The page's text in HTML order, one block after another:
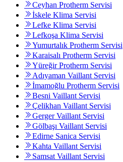
Ceyhan Protherm Servisi
İskele Klima Servisi
Lefke Klima Servisi
Lefkoşa Klima Servisi
Yumurtalık Protherm Servisi
Karaisalı Protherm Servisi
Yüreğir Protherm Servisi
Adıyaman Vaillant Servisi
İmamoğlu Protherm Servisi
Besni Vaillant Servisi
Çelikhan Vaillant Servisi
Gerger Vaillant Servisi
Gölbaşı Vaillant Servisi
Edirne Sanica Servisi
Kahta Vaillant Servisi
Samsat Vaillant Servisi